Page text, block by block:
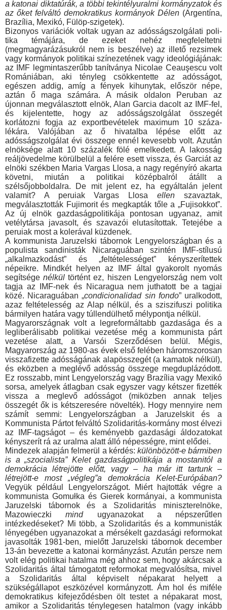
a katonai dik­tatúrák, a többi tekintélyuralmi kormányzatok és
az őket felváltó demokratikus kormányok Délen (Argentína,
Brazília, Mexikó, Fülöp-szigetek).
Bizonyos variációk voltak ugyan az adósságszolgálati poli­
tika témájára, de ezeket nehéz megfeleltetni
(megmagyarázá­sukról nem is beszélve) az illető rezsimek
vagy kormányok po­litikai színezetének vagy ideológiájának:
az IMF legmintaszerűbb tanítványa Nicolae Ceauşescu volt
Romániában, aki tényleg csökkentette az adósságot,
egészen addig, amíg a fé­nyek kihunytak, először népe,
aztán ő maga számára. A másik oldalon Peruban az
újonnan megválasztott elnök, Alan Garcia dacolt az IMF-fel,
és kijelentette, hogy az adósságszolgálat összegét
korlátozni fogja az exportbevételek maximum 10 száza­
lékára. Valójában az ő hivatalba lépése előtt az
adósságszolgá­lat évi összege ennél kevesebb volt. Azután
elnöksége alatt 10 százalék fölé emelkedett. A lakosság
reáljövedelme körülbelül a felére esett vissza, és Garciát az
elnöki székben Maria Vargas Llosa, a nagy regényíró akarta
követni, miután a politikai kö­zépbalról átállt a
szélsőjobboldalra. De mit jelent ez, ha egyál­talán jelent
valamit? A peruiak Vargas Llosaellen szavaztak,
megválasztották Fujimorit és megkapták tőle a „Fujisokkot”.
Az új elnök gazdaságpolitikája pontosan ugyanaz, amit
vetélytársa javasolt, és szavazói elutasítottak. Tetejébe a
peruiak most a kolerával küzdenek.
A kommunista Jaruzelski tábornok Lengyelországban és a
populista sandinisták Nicaraguában szintén IMF-stílusú
„alkal­mazkodást” és „feltételességet” kényszerítettek
népeikre. Mind­két helyen az IMF által gyakorolt nyomás
segítségenélkül tör­tént ez, hiszen Lengyelország nem volt
tagja az IMF-nek és Nicaragua nem juthatott be a tagjai
közé. Nicaraguában „condicionalidad sin fondo” uralkodott,
azaz feltételesség az Alap nélkül, és a sziszifuszi politika
bármilyen határa vagy túllendül­hető mélypontja nélkül.
Magyarországnak volt a legreformáltabb gazdasága és a
legliberálisabb politikai vezetése még a kommunista párt
veze­tése alatt, a Varsói Szerződésen belül. Mégis,
Magyarország az 1980-as évek első felében háromszorosan
visszafizette adósságának alapösszegét (a kamatok nélkül),
és eközben a meglévő adósság összege megduplázódott.
Ez rosszabb, mint Lengyelország vagy Brazília vagy Mexikó
sorsa, amelyek átlag­ban csak egyszer vagy kétszer fizették
vissza a meglevő adós­ságot (miközben annak teljes
összegét ők is kétszeresére nö­velték). Hogy mennyire nem
számít semmi: Lengyelországban a Jaruzelskit és a
Kommunista Pártot felváltó Szolidaritás-kor­mány most élvezi
az IMF-tagságot – és keményebb gazdasági áldozatokat
kényszerít rá az uralma alatt álló népességre, mint elődei.
Mindezek alapján felmerül a kérdés: különbözött-e bármiben
is a „szocialista” Kelet gazdaságpolitikája a mostanitól a
demok­rácia létrejötte előtt, vagy – ha már itt tartunk –
létrejött-e most „végleg”a demokrácia Kelet-Európában?
Vegyük például Len­gyelországot. Miért hajtották végre a
kommunista Gomułka és Gierek kormányai, a kommunista
Jaruzelski tábornok és a Szo­lidaritás miniszterelnöke,
Mazowieczkimindugyanazokat a népszerűtlen
intézkedéseket? Mi több, a Szolidaritás és a kom­munisták
lényegében ugyanazokat a mérsékelt gazdasági re­formokat
javasolták 1981-ben, mielőtt Jaruzelski tábornok de­cember
13-án bevezette a katonai kormányzást. Azután persze nem
volt elég politikai hatalma még ahhoz sem, hogy akárcsak a
Szolidaritás által támogatott reformokat megvalósítsa, mivel
a Szolidaritás által képviselt népakarat helyett a
szükségállapot eszközével kormányzott. Ám hol és miféle
demokratikus kifeje­ződésben ölt testet a népakarat most,
amikor a Szolidaritás ténylegesen hatalmon (vagy inkább